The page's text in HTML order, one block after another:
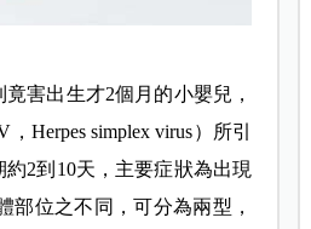
害出生才2個月的小嬰兒，
Herpes simplex virus）所引
2到10天，主要症狀為出現
部位之不同，可分為兩型，